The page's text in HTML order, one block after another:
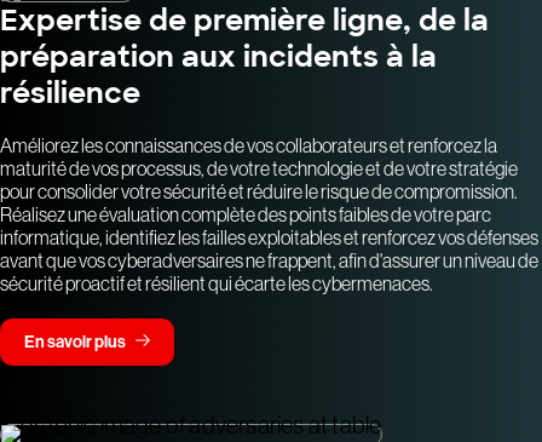
Expertise de première ligne, de la
préparation aux incidents à la
résilience
Améliorez les connaissances de vos collaborateurs et renforcez la
maturité de vos processus, de votre technologie et de votre stratégie
pour consolider votre sécurité et réduire le risque de compromission.
Réalisez une évaluation complète des points faibles de votre parc
informatique, identifiez les failles exploitables et renforcez vos défenses
avant que vos cyberadversaires ne frappent, afin d'assurer un niveau de
sécurité proactif et résilient qui écarte les cybermenaces.
En savoir plus